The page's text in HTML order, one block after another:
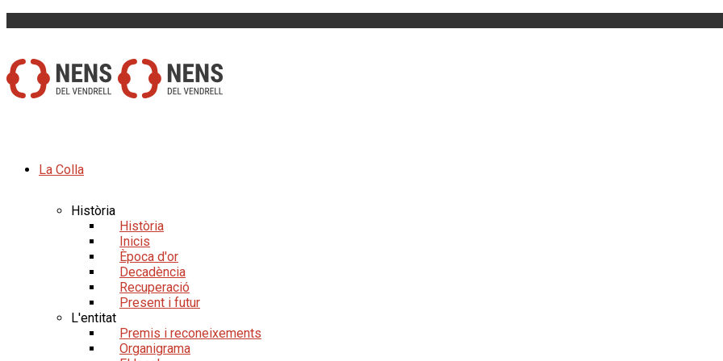
La Colla
Història
Història
Inicis
Època d'or
Decadència
Recuperació
Present i futur
L'entitat
Premis i reconeixements
Organigrama